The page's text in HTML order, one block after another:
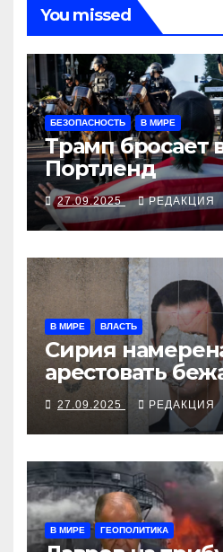
You missed
БЕЗОПАСНОСТЬ В МИРЕ
Трамп бросает
Портленд
27.09.2025 РЕДАКЦИЯ
В МИРЕ ВЛАСТЬ
Сирия
арестовать
Москву экс-
27.09.2025 РЕДАКЦИЯ
В МИРЕ ГЕОПОЛИТИКА